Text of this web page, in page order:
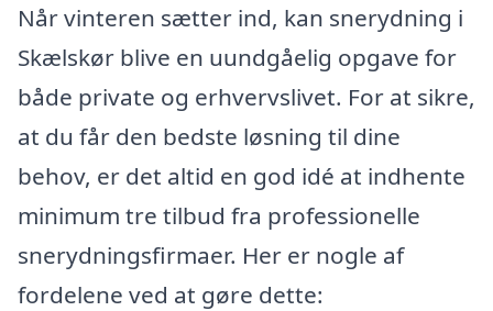
Når vinteren sætter ind, kan snerydning i
Skælskør blive en uundgåelig opgave for
både private og erhvervslivet. For at sikre,
at du får den bedste løsning til dine
behov, er det altid en god idé at indhente
minimum tre tilbud fra professionelle
snerydningsfirmaer. Her er nogle af
fordelene ved at gøre dette: